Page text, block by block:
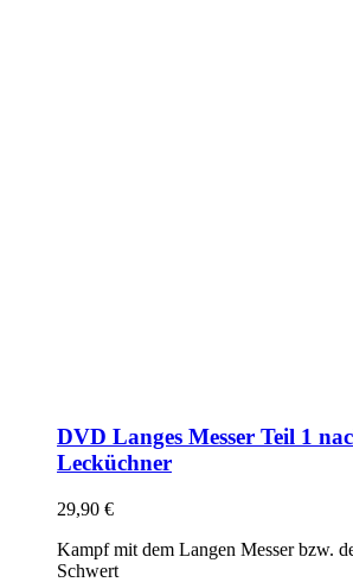
DVD Langes Messer Teil 1
Lecküchner
29,90 €
Kampf mit dem Langen Messer bzw.
Schwert